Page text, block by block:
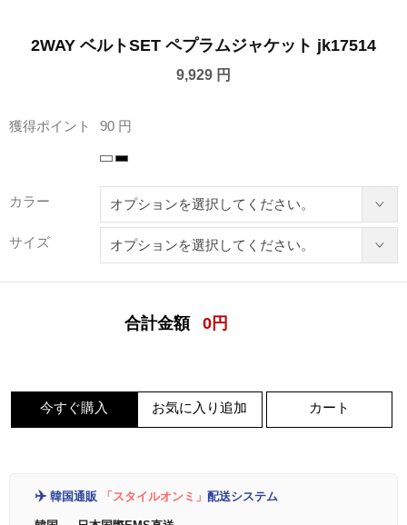
2WAY ベルトSET ペプラムジャケット jk17514
9,929 円
獲得ポイント 90 円
カラー
サイズ
合計金額 0 円
今すぐ購入 お気に入り追加 カート
✈️ 韓国通販 「スタイルオンミ」 配送システム